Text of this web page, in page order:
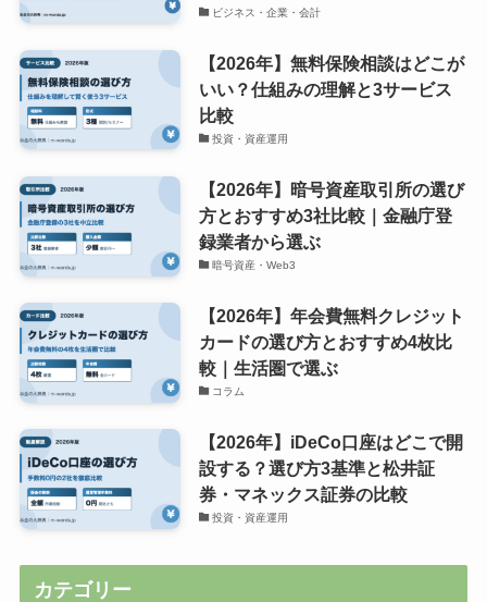
ビジネス・企業・会計
【2026年】無料保険相談はどこが
いい？仕組みの理解と3サービス
比較
投資・資産運用
【2026年】暗号資産取引所の選び
方とおすすめ3社比較｜金融庁登
録業者から選ぶ
暗号資産・Web3
【2026年】年会費無料クレジット
カードの選び方とおすすめ4枚比
較｜生活圏で選ぶ
コラム
【2026年】iDeCo口座はどこで開
設する？選び方3基準と松井証
券・マネックス証券の比較
投資・資産運用
カテゴリー